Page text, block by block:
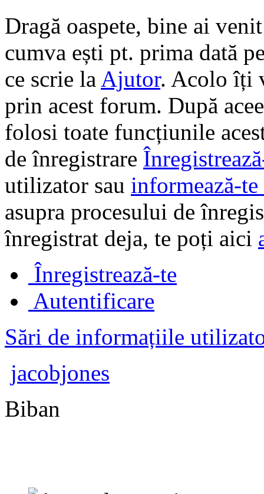
Dragă oaspete, bine ai
cumva ești pt. prima dată
ce scrie la Ajutor. Acolo îți
prin acest forum. După
folosi toate funcțiunile
de înregistrare
utilizator sau informează-
asupra procesului de
înregistrat deja, te poți aici
Înregistrează-te
Autentificare
Sări de informațiile
jacobjones
Biban